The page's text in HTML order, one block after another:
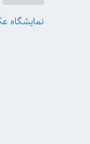
نمایشگاه